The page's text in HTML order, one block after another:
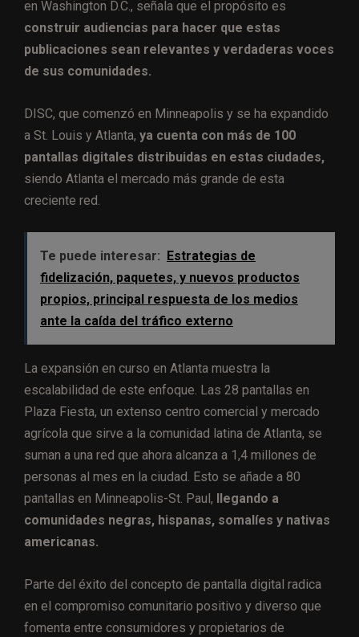
en Washington D.C., señala que el propósito es
construir audiencias para hacer que estas
publicaciones sean relevantes y verdaderas voces
de sus comunidades.
DISC, que comenzó en Minneapolis y se ha expandido
a St. Louis y Atlanta, ya cuenta con más de 100
pantallas digitales distribuidas en estas ciudades,
siendo Atlanta el mercado más grande de esta
creciente red.
Te puede interesar: Estrategias de
fidelización, paquetes, y nuevos productos
propios, principal respuesta de los medios
ante la caída del tráfico externo
La expansión en curso en Atlanta muestra la
escalabilidad de este enfoque. Las 28 pantallas en
Plaza Fiesta, un extenso centro comercial y mercado
agrícola que sirve a la comunidad latina de Atlanta, se
suman a una red que ahora alcanza a 1,4 millones de
personas al mes en la ciudad. Esto se añade a 80
pantallas en Minneapolis-St. Paul, llegando a
comunidades negras, hispanas, somalíes y nativas
americanas.
Parte del éxito del concepto de pantalla digital radica
en el compromiso comunitario positivo y diverso que
fomenta entre consumidores y propietarios de